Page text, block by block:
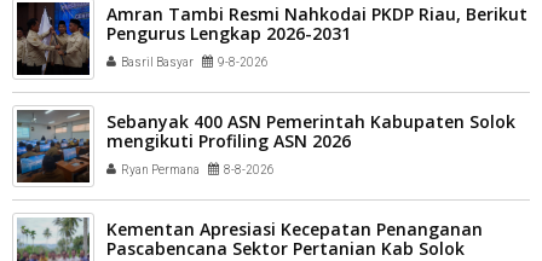
Amran Tambi Resmi Nahkodai PKDP Riau, Berikut
Pengurus Lengkap 2026-2031
Basril Basyar 9-8-2026
Sebanyak 400 ASN Pemerintah Kabupaten Solok
mengikuti Profiling ASN 2026
Ryan Permana 8-8-2026
Kementan Apresiasi Kecepatan Penanganan
Pascabencana Sektor Pertanian Kab Solok